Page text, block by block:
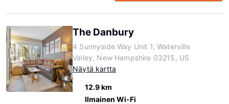
The Danbury
4 Sunnyside Way Unit 1, Waterville
Valley, New Hampshire 03215, US
Näytä kartta
12.9 km
Ilmainen Wi-Fi